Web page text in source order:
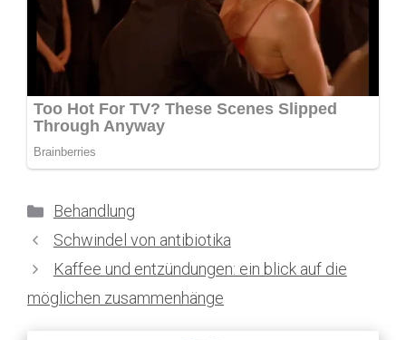
Kategorien
Behandlung
Schwindel von antibiotika
Kaffee und entzündungen: ein blick auf die
möglichen zusammenhänge